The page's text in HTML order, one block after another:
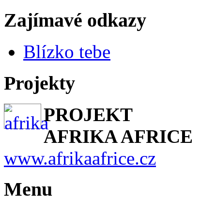
Zajímavé odkazy
Blízko tebe
Projekty
PROJEKT
AFRIKA AFRICE
www.afrikaafrice.cz
Menu